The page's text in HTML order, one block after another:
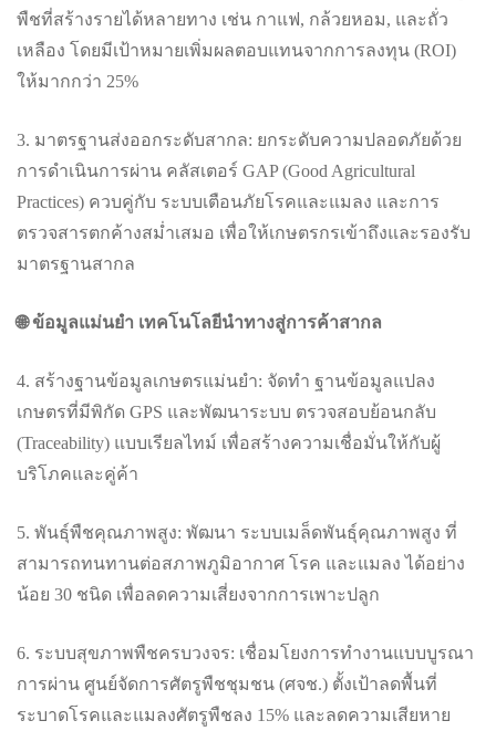
พืชที่สร้างรายได้หลายทาง เช่น กาแฟ, กล้วยหอม, และถั่ว
เหลือง โดยมีเป้าหมายเพิ่มผลตอบแทนจากการลงทุน (ROI)
ให้มากกว่า 25%
3. มาตรฐานส่งออกระดับสากล: ยกระดับความปลอดภัยด้วย
การดำเนินการผ่าน คลัสเตอร์ GAP (Good Agricultural
Practices) ควบคู่กับ ระบบเตือนภัยโรคและแมลง และการ
ตรวจสารตกค้างสม่ำเสมอ เพื่อให้เกษตรกรเข้าถึงและรองรับ
มาตรฐานสากล
🌐 ข้อมูลแม่นยำ เทคโนโลยีนำทางสู่การค้าสากล
4. สร้างฐานข้อมูลเกษตรแม่นยำ: จัดทำ ฐานข้อมูลแปลง
เกษตรที่มีพิกัด GPS และพัฒนาระบบ ตรวจสอบย้อนกลับ
(Traceability) แบบเรียลไทม์ เพื่อสร้างความเชื่อมั่นให้กับผู้
บริโภคและคู่ค้า
5. พันธุ์พืชคุณภาพสูง: พัฒนา ระบบเมล็ดพันธุ์คุณภาพสูง ที่
สามารถทนทานต่อสภาพภูมิอากาศ โรค และแมลง ได้อย่าง
น้อย 30 ชนิด เพื่อลดความเสี่ยงจากการเพาะปลูก
6. ระบบสุขภาพพืชครบวงจร: เชื่อมโยงการทำงานแบบบูรณา
การผ่าน ศูนย์จัดการศัตรูพืชชุมชน (ศจช.) ตั้งเป้าลดพื้นที่
ระบาดโรคและแมลงศัตรูพืชลง 15% และลดความเสียหาย